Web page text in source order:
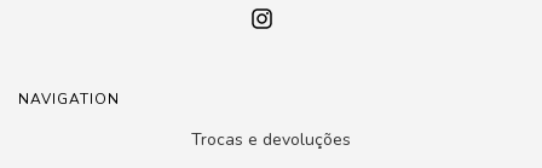
NAVIGATION
Trocas e devoluções